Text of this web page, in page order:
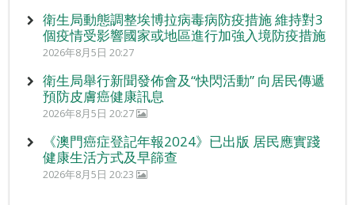
衛生局動態調整埃博拉病毒病防疫措施 維持對3
個疫情受影響國家或地區進行加強入境防疫措施
2026年8月5日 20:27
衛生局舉行新聞發佈會及“快閃活動” 向居民傳遞
預防皮膚癌健康訊息
2026年8月5日 20:27
《澳門癌症登記年報2024》已出版 居民應實踐
健康生活方式及早篩查
2026年8月5日 20:23